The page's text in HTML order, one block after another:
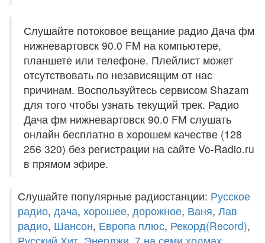
Слушайте потоковое вещание радио Дача фм
нижневартовск 90.0 FM на компьютере,
планшете или телефоне. Плейлист может
отсутствовать по независящим от нас
причинам. Воспользуйтесь сервисом Shazam
для того чтобы узнать текущий трек. Радио
Дача фм нижневартовск 90.0 FM слушать
онлайн бесплатно в хорошем качестве (128
256 320) без регистрации на сайте Vo-Radio.ru
в прямом эфире.
Слушайте популярные радиостанции: Русское
радио, дача, хорошее, дорожное, Ваня, Лав
радио, Шансон, Европа плюс, Рекорд(Record),